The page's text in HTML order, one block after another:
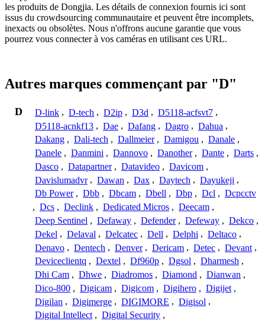
les produits de Dongjia. Les détails de connexion fournis ici sont
issus du crowdsourcing communautaire et peuvent être incomplets,
inexacts ou obsolètes. Nous n'offrons aucune garantie que vous
pourrez vous connecter à vos caméras en utilisant ces URL.
Autres marques commençant par "D"
D D-link , D-tech , D2ip , D3d , D5118-acfsvt7 ,
D5118-acnkf13 , Dae , Dafang , Dagro , Dahua ,
Dakang , Dali-tech , Dallmeier , Damigou , Danale ,
Danele , Danmini , Dannovo , Danother , Dante , Darts ,
Dasco , Datapartner , Datavideo , Davicom ,
Davislumadvr , Dawan , Dax , Daytech , Dayukeji ,
Db Power , Dbb , Dbcam , Dbell , Dbp , Dcl , Dcpcctv
, Dcs , Declink , Dedicated Micros , Deecam ,
Deep Sentinel , Defaway , Defender , Defeway , Dekco ,
Dekel , Delaval , Delcatec , Dell , Delphi , Deltaco ,
Denavo , Dentech , Denver , Dericam , Detec , Devant ,
Deviceclientq , Dextel , Df960p , Dgsol , Dharmesh ,
Dhi Cam , Dhwe , Diadromos , Diamond , Dianwan ,
Dico-800 , Digicam , Digicom , Digihero , Digijet ,
Digilan , Digimerge , DIGIMORE , Digisol ,
Digital Intellect , Digital Security ,